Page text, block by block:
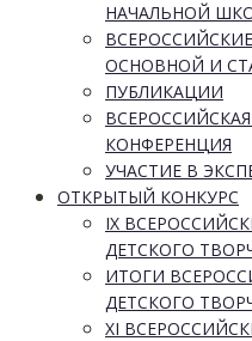
НАЧАЛЬНОЙ
ОСНОВНОЙ И
ПУБЛИКАЦИИ
КОНФЕРЕНЦИЯ
УЧАСТИЕ В
ОТКРЫТЫЙ КОНКУРС
IX
ДЕТСКОГО
ИТОГИ
ДЕТСКОГО
XI